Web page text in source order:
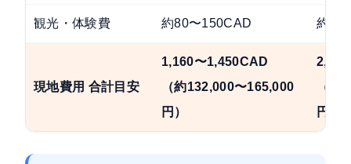
観光・体験費 約80〜150CAD 約
現地費用 合計目安
1,160〜1,450CAD
（約132,000〜165,000
円）
（約
円）